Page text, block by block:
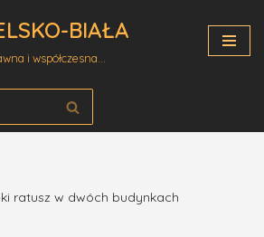
BIAŁA
i współczesna...
ratusz w dwóch budynkach